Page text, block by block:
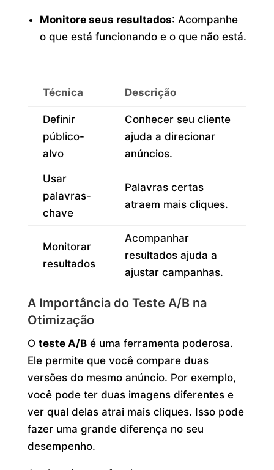
Monitore seus resultados: Acompanhe
o que está funcionando e o que não está.
Técnica Descrição
Definir
público-
alvo
Conhecer seu cliente
ajuda a direcionar
anúncios.
Usar
palavras-
chave
Palavras certas
atraem mais cliques.
Monitorar
resultados
Acompanhar
resultados ajuda a
ajustar campanhas.
A Importância do Teste A/B na
Otimização
O teste A/Bé uma ferramenta poderosa.
Ele permite que você compare duas
versões do mesmo anúncio. Por exemplo,
você pode ter duas imagens diferentes e
ver qual delas atrai mais cliques. Isso pode
fazer uma grande diferença no seu
desempenho.